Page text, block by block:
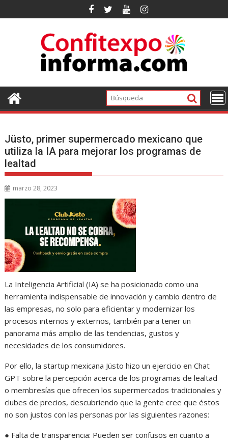
al
Jüsto, primer supermercado mexicano que
utiliza la IA para mejorar los programas de
lealtad
marzo 28, 2023
La Inteligencia Artificial (IA) se ha posicionado como una
herramienta indispensable de innovación y cambio dentro de
las empresas, no solo para eficientar y modernizar los
procesos internos y externos, también para tener un
panorama más amplio de las tendencias, gustos y
necesidades de los consumidores.
Por ello, la startup mexicana Jüsto hizo un ejercicio en Chat
GPT sobre la percepción acerca de los programas de lealtad
o membresías que ofrecen los supermercados tradicionales y
clubes de precios, descubriendo que la gente cree que éstos
no son justos con las personas por las siguientes razones:
● Falta de transparencia: Pueden ser confusos en cuanto a